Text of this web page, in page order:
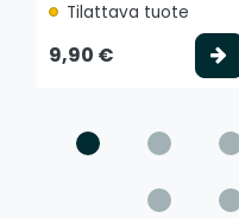
Tilattava tuote
9,90 €